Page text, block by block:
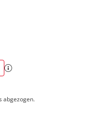
abgezogen.